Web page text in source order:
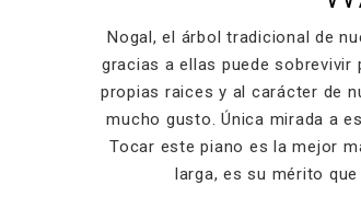
Nogal, el árbol tradicional de
gracias a ellas puede
propias raices y al carácter de
mucho gusto. Única mirada a
Tocar este piano es la mejor
larga, es su mérito